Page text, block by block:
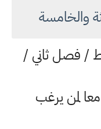
والخامسة
/ فصل ثاني /
لمن يرغب